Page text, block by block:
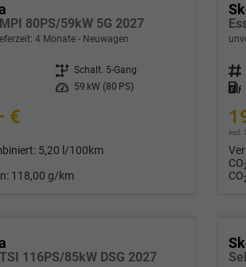
80PS/59kW 5G 2027
4 Monate Neuwagen
Getriebe Schalt. 5-Gang
Leistung 59 kW (80 PS)
€
5,20 l/100km
118,00 g/km
Fahrzeugnr.
Kraftstoff
incl.
CO
CO
116PS/85kW DSG 2027